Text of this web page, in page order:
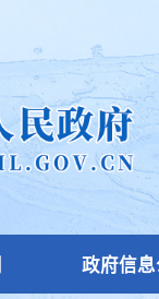
政府信